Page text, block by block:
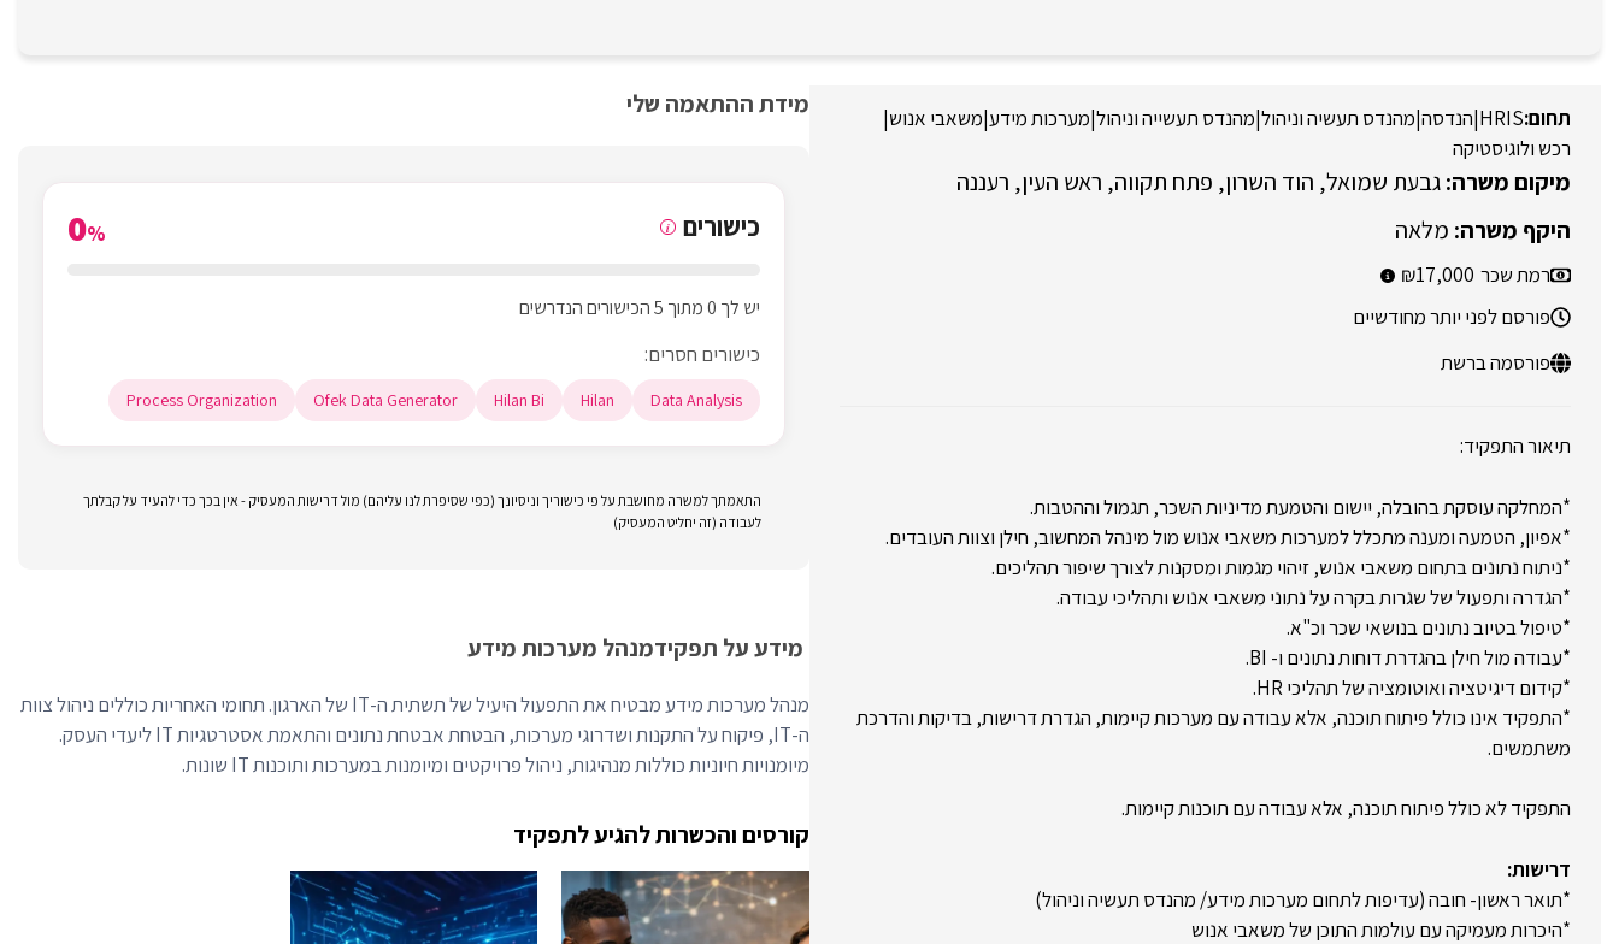
HRIS
|הנדסה|מהנדס תעשיה וניהול|מהנדס תעשייה וניהול|מערכות מידע|משאבי אנוש|
רכש ולוגיסטיקה
גבעת שמואל הוד השרון פתח תקווה ראש העין רעננה
מלאה
רמת שכר 17,000
פורסם לפני יותר מחודשיים
פורסמה ברשת
תיאור התפקיד:
*המחלקה עוסקת בהובלה, יישום והטמעת מדיניות השכר, תגמול וההטבות.
*אפיון, הטמעה ומענה מתכלל למערכות משאבי אנוש מול מינהל המחשוב, חילן וצוות העובדים.
*ניתוח נתונים בתחום משאבי אנוש, זיהוי מגמות ומסקנות לצורך שיפור תהליכים.
*הגדרה ותפעול של שגרות בקרה על נתוני משאבי אנוש ותהליכי עבודה.
*טיפול בטיוב נתונים בנושאי שכר וכ"א.
*עבודה מול חילן בהגדרת דוחות נתונים ו- BI.
*קידום דיגיטציה ואוטומציה של תהליכי HR.
*התפקיד אינו כולל פיתוח תוכנה, אלא עבודה עם מערכות קיימות, הגדרת דרישות, בדיקות והדרכת
משתמשים.
התפקיד לא כולל פיתוח תוכנה, אלא עבודה עם תוכנות קיימות.
דרישות:
*תואר ראשון- חובה (עדיפות לתחום מערכות מידע/ מהנדס תעשיה וניהול)
*היכרות מעמיקה עם עולמות התוכן של משאבי אנוש
מידת ההתאמה שלי
כישורים i
0%
יש לך 0 מתוך 5 הכישורים הנדרשים
כישורים חסרים:
Data Analysis
Hilan
Hilan Bi
Ofek Data Generator
Process Organization
התאמתך למשרה מחושבת על פי כישוריך וניסיונך (כפי שסיפרת לנו עליהם) מול דרישות המעסיק - אין בכך כדי להעיד על קבלתך
לעבודה (זה יחליט המעסיק)
מידע על תפקידמנהל מערכות מידע
מנהל מערכות מידע מבטיח את התפעול היעיל של תשתית ה-IT של הארגון. תחומי האחריות כוללים ניהול צוות
ה-IT, פיקוח על התקנות ושדרוגי מערכות, הבטחת אבטחת נתונים והתאמת אסטרטגיות IT ליעדי העסק.
מיומנויות חיוניות כוללות מנהיגות, ניהול פרויקטים ומיומנות במערכות ותוכנות IT שונות.
קורסים והכשרות להגיע לתפקיד